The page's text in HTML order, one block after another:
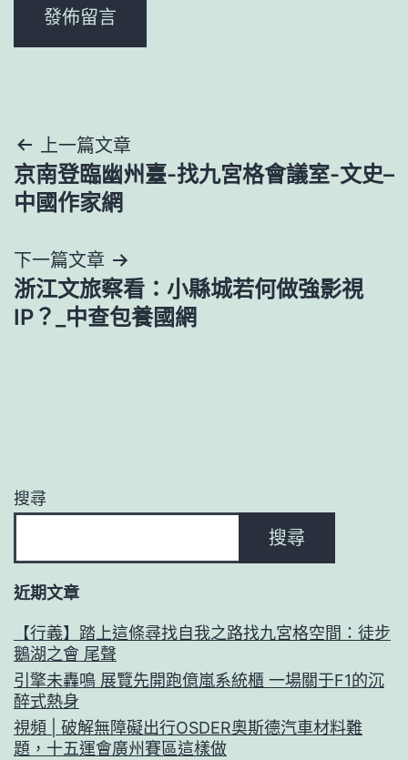
文
章
覽
上一篇文章
京南登臨幽州臺-找九宮格會議室-文史–
中國作家網
下一篇文章
浙江文旅察看：小縣城若何做強影視
IP？_中查包養國網
搜尋
搜尋
近期文章
【行義】踏上這條尋找自我之路找九宮格空間：徒步
鵝湖之會 尾聲
引擎未轟鳴 展覽先開跑億嵐系統櫃 一場關于F1的沉
醉式熱身
視頻 | 破解無障礙出行OSDER奧斯德汽車材料難
題，十五運會廣州賽區這樣做